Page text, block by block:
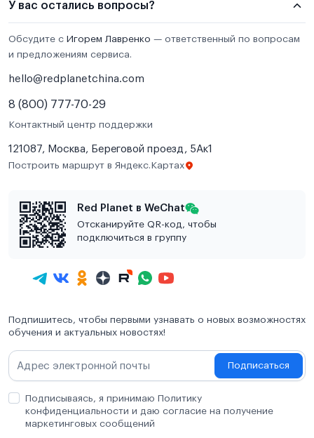
У вас остались вопросы?
Обсудите с Игорем Лавренко — ответственный по вопросам
и предложениям сервиса.
hello@redplanetchina.com
8 (800) 777-70-29
Контактный центр поддержки
121087, Москва, Береговой проезд, 5Ак1
Построить маршрут в Яндекс.Картах
Red Planet в WeChat
Отсканируйте QR-код, чтобы
подключиться в группу
Подпишитесь, чтобы первыми узнавать о новых возможностях
обучения и актуальных новостях!
Подписаться
Подписываясь, я принимаю Политику
конфиденциальности и даю согласие на получение
маркетинговых сообщений